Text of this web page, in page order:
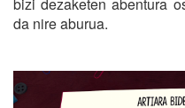
da nire aburua.